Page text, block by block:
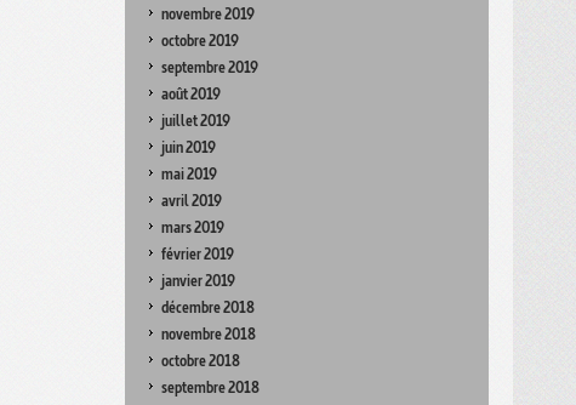
novembre 2019
octobre 2019
septembre 2019
août 2019
juillet 2019
juin 2019
mai 2019
avril 2019
mars 2019
février 2019
janvier 2019
décembre 2018
novembre 2018
octobre 2018
septembre 2018